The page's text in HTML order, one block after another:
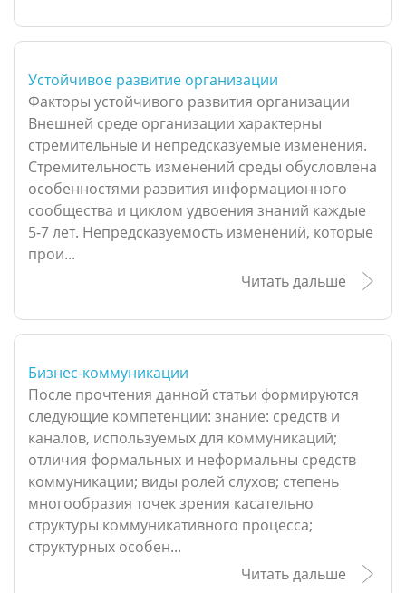
Устойчивое развитие организации
Факторы устойчивого развития организации
Внешней среде организации характерны
стремительные и непредсказуемые изменения.
Стремительность изменений среды обусловлена
особенностями развития информационного
сообщества и циклом удвоения знаний каждые
5-7 лет. Непредсказуемость изменений, которые
прои...
Читать дальше
Бизнес-коммуникации
После прочтения данной статьи формируются
следующие компетенции: знание: средств и
каналов, используемых для коммуникаций;
отличия формальных и неформальны средств
коммуникации; виды ролей слухов; степень
многообразия точек зрения касательно
структуры коммуникативного процесса;
структурных особен...
Читать дальше